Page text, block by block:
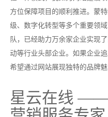
方位保障项目的顺利推进。蒙
级、数字化转型等多个重要领
队，已经助力万余家企业实现
动等行业头部企业。如果企业
希望通过网站展现独特的品牌
星云在线